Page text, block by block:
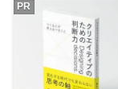
PR